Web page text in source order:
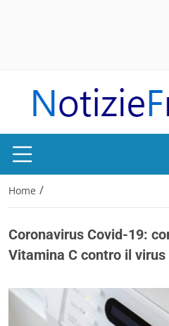
Home /
Coronavirus Covid-19:
Vitamina C contro il virus